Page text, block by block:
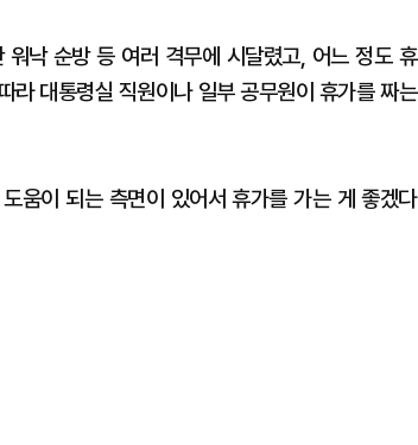
낙 순방 등 여러 격무에 시달렸고, 어느 정도 휴
라 대통령실 직원이나 일부 공무원이 휴가를 짜는
움이 되는 측면이 있어서 휴가를 가는 게 좋겠다